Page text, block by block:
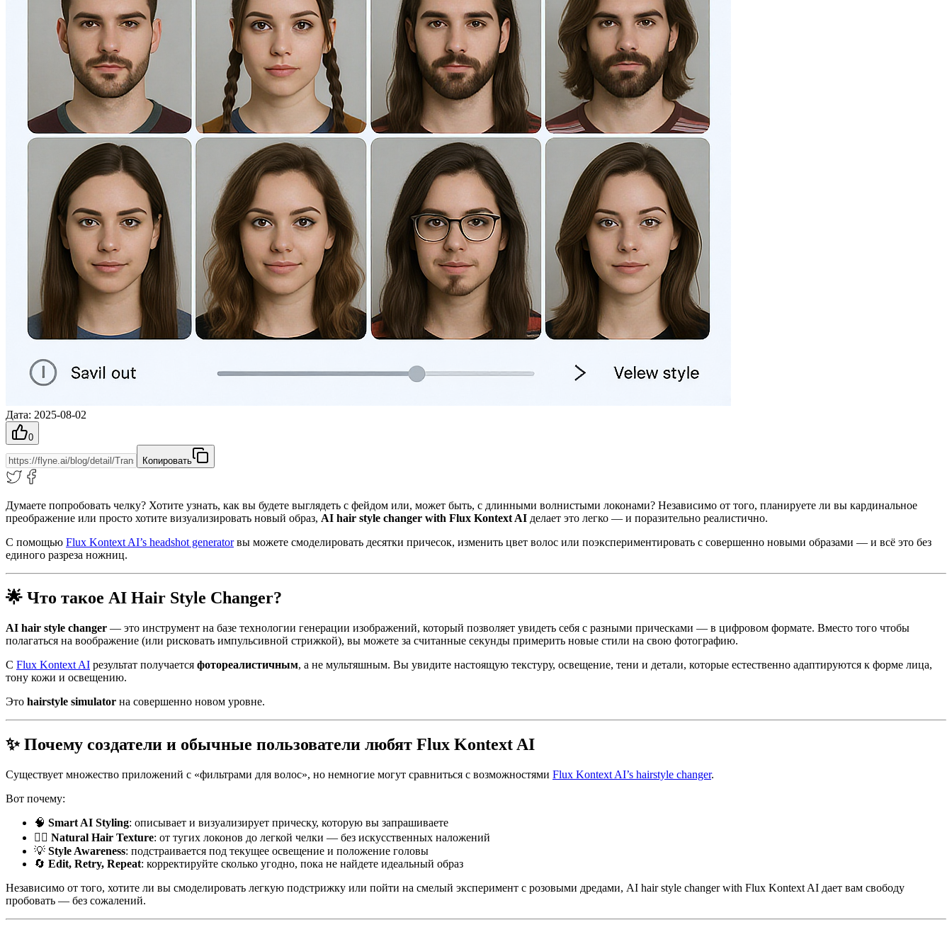
Дата: 2025-08-02
0
Копировать
Думаете попробовать челку? Хотите узнать, как вы будете выглядеть с фейдом или, может быть, с длинными волнистыми локонами? Независимо от того, планируете ли вы кардинальное
преображение или просто хотите визуализировать новый образ, AI hair style changer with Flux Kontext AI делает это легко — и поразительно реалистично.
С помощью Flux Kontext AI’s headshot generatorвы можете смоделировать десятки причесок, изменить цвет волос или поэкспериментировать с совершенно новыми образами — и всё это без
единого разреза ножниц.
🌟 Что такое AI Hair Style Changer?
AI hair style changer — это инструмент на базе технологии генерации изображений, который позволяет увидеть себя с разными прическами — в цифровом формате. Вместо того чтобы
полагаться на воображение (или рисковать импульсивной стрижкой), вы можете за считанные секунды примерить новые стили на свою фотографию.
С Flux Kontext AI результат получается фотореалистичным, а не мультяшным. Вы увидите настоящую текстуру, освещение, тени и детали, которые естественно адаптируются к форме лица,
тону кожи и освещению.
Это hairstyle simulator на совершенно новом уровне.
✨ Почему создатели и обычные пользователи любят Flux Kontext AI
Существует множество приложений с «фильтрами для волос», но немногие могут сравниться с возможностями Flux Kontext AI’s hairstyle changer.
Вот почему:
🧠 Smart AI Styling: описывает и визуализирует прическу, которую вы запрашиваете
💇‍♀️ Natural Hair Texture: от тугих локонов до легкой челки — без искусственных наложений
💡 Style Awareness: подстраивается под текущее освещение и положение головы
🔄 Edit, Retry, Repeat: корректируйте сколько угодно, пока не найдете идеальный образ
Независимо от того, хотите ли вы смоделировать легкую подстрижку или пойти на смелый эксперимент с розовыми дредами, AI hair style changer with Flux Kontext AI дает вам свободу
пробовать — без сожалений.